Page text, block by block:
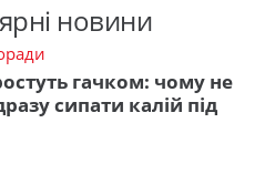
новини
гачком: чому не
сипати калій під